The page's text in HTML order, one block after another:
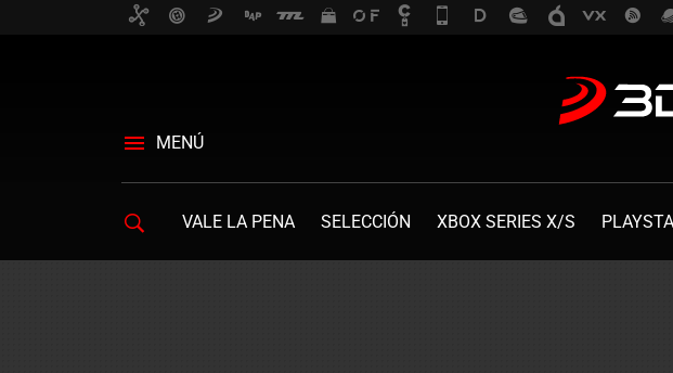
MENÚ
VALE LA PENA SELECCIÓN XBOX SERIES X/S